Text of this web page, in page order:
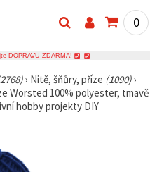
0
DOPRAVU ZDARMA!
› Nitě, šňůry, příze (1090)›
Worsted 100% polyester, tmavě
hobby projekty DIY